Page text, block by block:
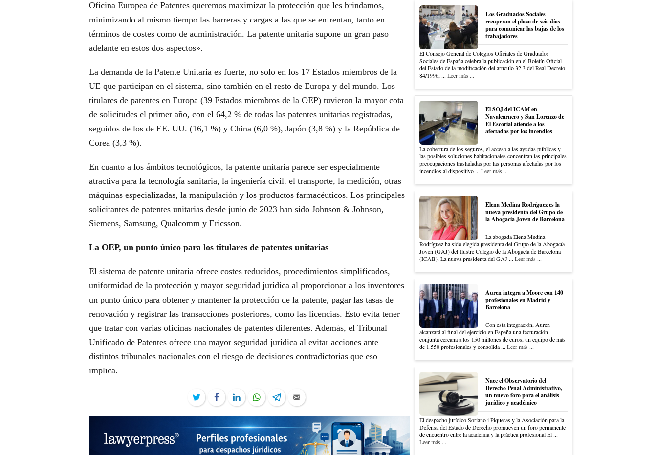
Oficina Europea de Patentes queremos maximizar la protección que les brindamos,
minimizando al mismo tiempo las barreras y cargas a las que se enfrentan, tanto en
términos de costes como de administración. La patente unitaria supone un gran paso
adelante en estos dos aspectos».
La demanda de la Patente Unitaria es fuerte, no solo en los 17 Estados miembros de la
UE que participan en el sistema, sino también en el resto de Europa y del mundo. Los
titulares de patentes en Europa (39 Estados miembros de la OEP) tuvieron la mayor cota
de solicitudes el primer año, con el 64,2 % de todas las patentes unitarias registradas,
seguidos de los de EE. UU. (16,1 %) y China (6,0 %), Japón (3,8 %) y la República de
Corea (3,3 %).
En cuanto a los ámbitos tecnológicos, la patente unitaria parece ser especialmente
atractiva para la tecnología sanitaria, la ingeniería civil, el transporte, la medición, otras
máquinas especializadas, la manipulación y los productos farmacéuticos. Los principales
solicitantes de patentes unitarias desde junio de 2023 han sido Johnson & Johnson,
Siemens, Samsung, Qualcomm y Ericsson.
La OEP, un punto único para los titulares de patentes unitarias
El sistema de patente unitaria ofrece costes reducidos, procedimientos simplificados,
uniformidad de la protección y mayor seguridad jurídica al proporcionar a los inventores
un punto único para obtener y mantener la protección de la patente, pagar las tasas de
renovación y registrar las transacciones posteriores, como las licencias. Esto evita tener
que tratar con varias oficinas nacionales de patentes diferentes. Además, el Tribunal
Unificado de Patentes ofrece una mayor seguridad jurídica al evitar acciones ante
distintos tribunales nacionales con el riesgo de decisiones contradictorias que eso
implica.
TwitterFacebookLinkedInWhatsAppTelegramEmail
Los Graduados Sociales
recuperan el plazo de seis días
para comunicar las bajas de los
trabajadores
El Consejo General de Colegios Oficiales de Graduados
Sociales de España celebra la publicación en el Boletín Oficial
del Estado de la modificación del artículo 32.3 del Real Decreto
84/1996, ... Leer más ...
El SOJ del ICAM en
Navalcarnero y San Lorenzo de
El Escorial atiende a los
afectados por los incendios
La cobertura de los seguros, el acceso a las ayudas públicas y
las posibles soluciones habitacionales concentran las principales
preocupaciones trasladadas por las personas afectadas por los
incendios al dispositivo ... Leer más ...
Elena Medina Rodríguez es la
nueva presidenta del Grupo de
la Abogacía Joven de Barcelona
La abogada Elena Medina
Rodríguez ha sido elegida presidenta del Grupo de la Abogacía
Joven (GAJ) del Ilustre Colegio de la Abogacía de Barcelona
(ICAB). La nueva presidenta del GAJ ... Leer más ...
Auren integra a Moore con 140
profesionales en Madrid y
Barcelona
Con esta integración, Auren
alcanzará al final del ejercicio en España una facturación
conjunta cercana a los 150 millones de euros, un equipo de más
de 1.550 profesionales y consolida ... Leer más ...
Nace el Observatorio del
Derecho Penal Administrativo,
un nuevo foro para el análisis
jurídico y académico
El despacho jurídico Soriano i Piqueras y la Asociación para la
Defensa del Estado de Derecho promueven un foro permanente
de encuentro entre la academia y la práctica profesional El ...
Leer más ...